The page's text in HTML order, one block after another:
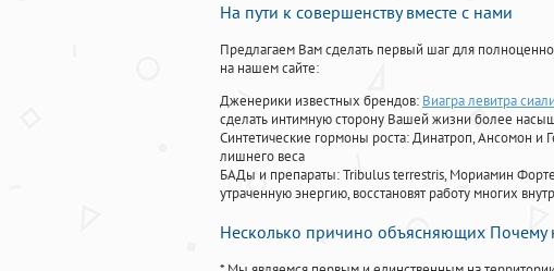
На пути к совершенству вместе с нами
Предлагаем Вам сделать первый шаг для
на нашем сайте:
Дженерики известных брендов: Виагра левитра
сделать интимную сторону Вашей жизни более
Синтетические гормоны роста: Динатроп, Ансомон и
лишнего веса
БАДы и препараты:Tribulus terrestris, Мориамин
утраченную энергию, восстановят работу многих
Несколько причино объясняющих Почему